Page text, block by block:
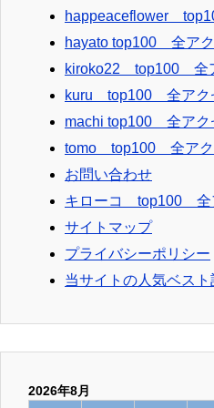
happeaceflower
hayato top100 全ア
kiroko22 top100 全
kuru top100 全アク
machi top100 全アク
tomo top100 全アク
お問い合わせ
キローコ top100 全
サイトマップ
プライバシーポリシー
当サイトの人気ベス
2026年8月